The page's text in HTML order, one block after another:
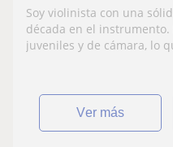
Soy violinista con una
década en el
juveniles y de cámara, lo
ver más